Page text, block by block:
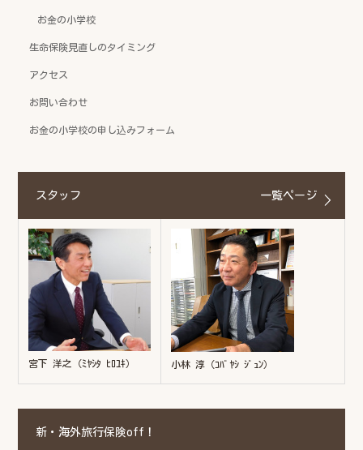
お金の小学校
生命保険見直しのタイミング
アクセス
お問い合わせ
お金の小学校の申し込みフォーム
スタッフ 一覧ページ
宮下 洋之（ﾐﾔｼﾀ ﾋﾛﾕｷ） 小林 淳（ｺﾊﾞﾔｼ ｼﾞｭﾝ）
新・海外旅行保険off！